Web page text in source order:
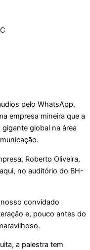
pelo WhatsApp,
empresa mineira que a
global na área
Roberto Oliveira,
no auditório do BH-
convidado
e, pouco antes do
a palestra tem